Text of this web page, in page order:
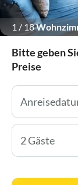
1 / 18
Bitte geben
Preise
2 Gäste